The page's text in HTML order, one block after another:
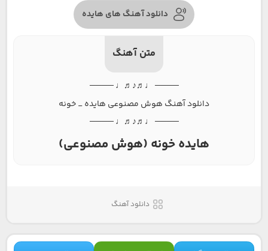
دانلود آهنگ های هایده
متن آهنگ
──── ♩♬♪♬♩ ────
دانلود آهنگ هوش مصنوعی هایده _ خونه
──── ♩♬♪♬♩ ────
هایده خونه (هوش مصنوعی)
دانلود آهنگ